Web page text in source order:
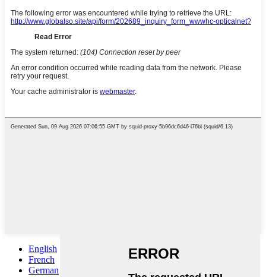
English
French
German